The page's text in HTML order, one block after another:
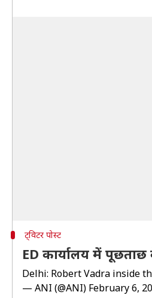
ट्विटर पोस्ट
ED कार्यालय में पूछताछ
Delhi: Robert Vadra inside
— ANI (@ANI) February 6,